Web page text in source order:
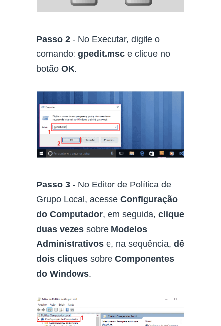
Passo 2 - No Executar, digite o
comando: gpedit.msc e clique no
botão OK.
Passo 3 - No Editor de Política de
Grupo Local, acesse Configuração
do Computador, em seguida, clique
duas vezes sobre Modelos
Administrativos e, na sequência, dê
dois cliques sobre Componentes
do Windows.